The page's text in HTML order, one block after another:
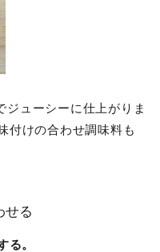
ジューシーに仕上がりま
付けの合わせ調味料も
せる
る。